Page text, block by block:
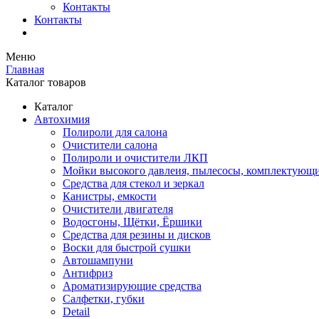
Контакты
Контакты
Меню
Главная
Каталог товаров
Каталог
Автохимия
Полироли для салона
Очистители салона
Полироли и очистители ЛКП
Мойки высокого давлеия, пылесосы,
Средства для стекол и зеркал
Канистры, емкости
Очистители двигателя
Водосгоны, Щётки, Ёршики
Средства для резины и дисков
Воски для быстрой сушки
Автошампуни
Антифриз
Ароматизирующие средства
Салфетки, губки
Detail